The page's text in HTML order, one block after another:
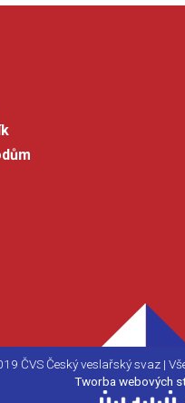
ČVS Český veslařský svaz |
Tworba webových